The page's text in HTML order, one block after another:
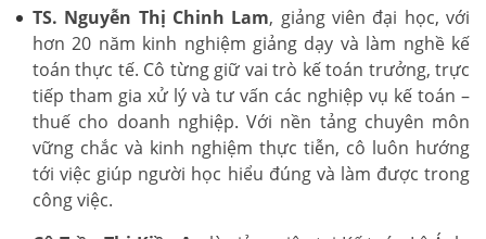
TS. Nguyễn Thị Chinh Lam, giảng viên đại học, với
hơn 20 năm kinh nghiệm giảng dạy và làm nghề kế
toán thực tế. Cô từng giữ vai trò kế toán trưởng, trực
tiếp tham gia xử lý và tư vấn các nghiệp vụ kế toán –
thuế cho doanh nghiệp. Với nền tảng chuyên môn
vững chắc và kinh nghiệm thực tiễn, cô luôn hướng
tới việc giúp người học hiểu đúng và làm được trong
công việc.